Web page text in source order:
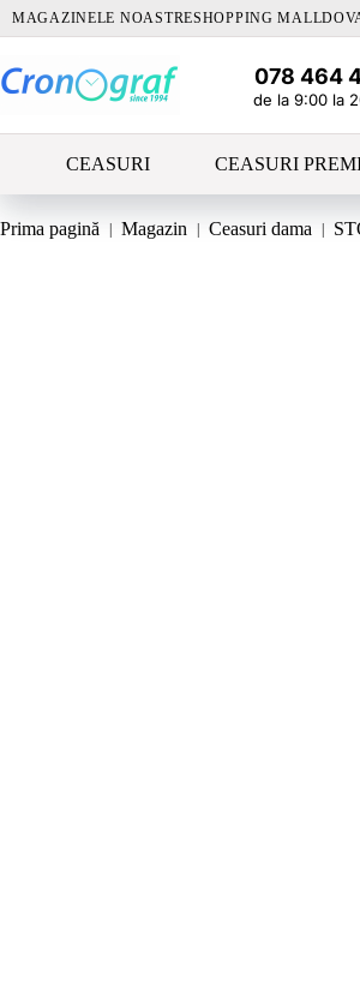
SariMAGAZINELE NOASTRESHOPPING
078 464
de la 9:00 la
CEASURI CEASURI
Prima pagină Magazin Ceasuri dama